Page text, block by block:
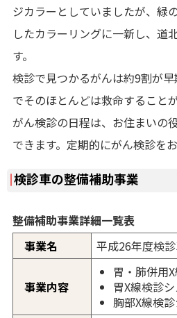
ジカラーとしていましたが、緑
したカラーリングに一新し、道
す。
検診で見つかるがんは約9割が
でそのほとんどは救命することが
がん検診の日程は、お住まいの
できます。定期的にがん検診を
検診車の整備補助事業
整備補助事業詳細一覧表
事業名
平成26年度検
事業内容
胃・肺併用
胃X線検診
胸部X線検